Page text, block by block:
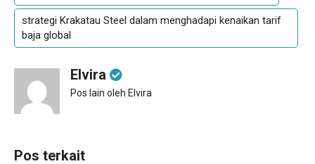
strategi Krakatau Steel dalam menghadapi kenaikan tarif
baja global
Elvira
Pos lain oleh Elvira
Pos terkait